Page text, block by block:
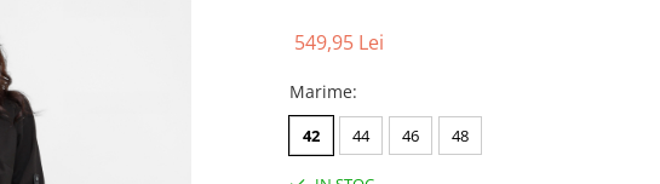
549,95 Lei
Marime:
42 44 46 48